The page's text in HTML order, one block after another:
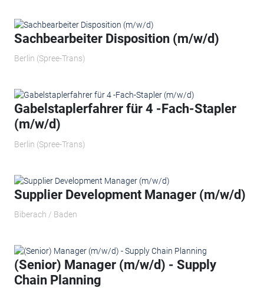
Sachbearbeiter Disposition (m/w/d)
Berlin (Spree-Trans)
Gabelstaplerfahrer für 4 -Fach-Stapler
(m/w/d)
Berlin (Spree-Trans)
Supplier Development Manager (m/w/d)
Biberach / Baden
(Senior) Manager (m/w/d) - Supply
Chain Planning